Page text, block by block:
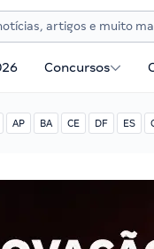
Concursos
AP BA CE DF ES